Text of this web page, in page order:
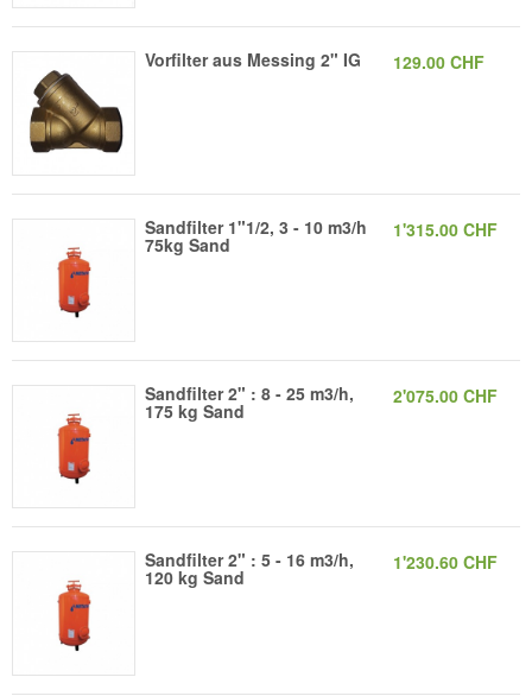
Vorfilter aus Messing 2" IG 129.00 CHF
Sandfilter 1"1/2, 3 - 10 m3/h
75kg Sand
1'315.00 CHF
Sandfilter 2" : 8 - 25 m3/h,
175 kg Sand
2'075.00 CHF
Sandfilter 2" : 5 - 16 m3/h,
120 kg Sand
1'230.60 CHF